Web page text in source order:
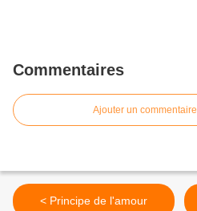
Commentaires
Ajouter un commentaire
< Principe de l'amour